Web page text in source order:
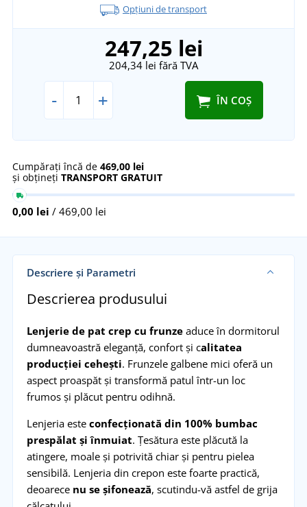
Opțiuni de transport
247,25 lei
204,34 lei fără TVA
- + ÎN COȘ
Cumpărați încă de 469,00 lei
și obțineți TRANSPORT GRATUIT
0,00 lei / 469,00 lei
Descriere și Parametri
Descrierea produsului
Lenjerie de pat crep cu frunzeaduce în dormitorul
dumneavoastră eleganță, confort și calitatea
producției cehești. Frunzele galbene mici oferă un
aspect proaspăt și transformă patul într-un loc
frumos și plăcut pentru odihnă.
Lenjeria este confecționată din 100% bumbac
prespălat și înmuiat. Țesătura este plăcută la
atingere, moale și potrivită chiar și pentru pielea
sensibilă. Lenjeria din crepon este foarte practică,
deoarece nu se șifonează, scutindu-vă astfel de grija